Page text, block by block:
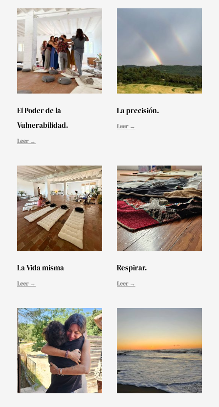
El Poder de la
Vulnerabilidad.
Leer →
La precisión.
Leer →
La Vida misma
Leer →
Respirar.
Leer →